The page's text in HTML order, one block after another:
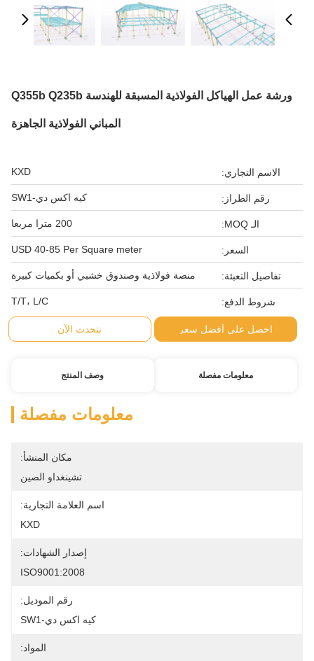
ورشة عمل الهياكل الفولاذية المسبقة للهندسة Q355b Q235b
المباني الفولاذية الجاهزة
الاسم التجاري: KXD
رقم الطراز: كيه اكس دي-SW1
الـ MOQ: 200 مترا مربعا
السعر: USD 40-85 Per Square meter
تفاصيل التعبئة: منصة فولاذية وصندوق خشبي أو بكميات كبيرة
شروط الدفع: T/T، L/C
احصل على أفضل سعر نتحدث الآن
معلومات مفصلة وصف المنتج
معلومات مفصلة
مكان المنشأ:
تشينغداو الصين
اسم العلامة التجارية:
KXD
إصدار الشهادات:
ISO9001:2008
رقم الموديل:
كيه اكس دي-SW1
المواد: